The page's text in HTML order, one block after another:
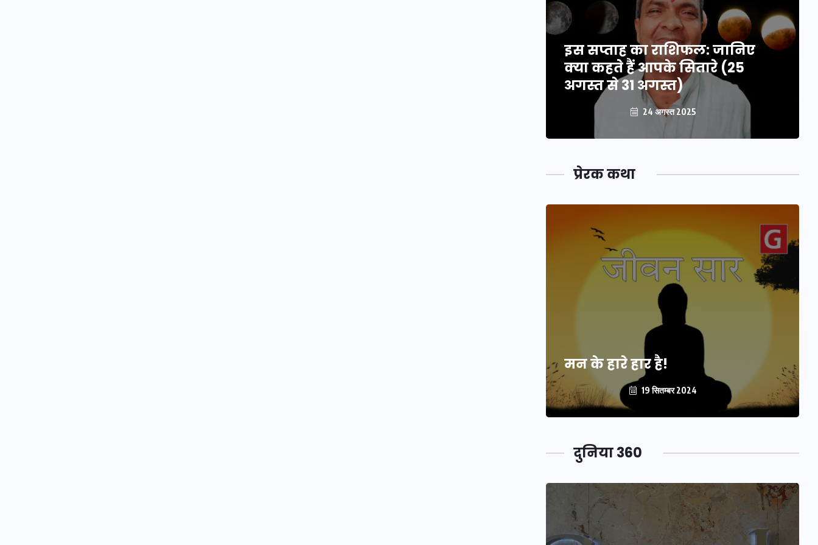
इस सप्ताह का राशिफल: जानिए
क्या कहते हैं आपके सितारे (25
अगस्त से 31 अगस्त)
24 अगस्त 2025
प्रेरक कथा
मन के हारे हार है!
19 सितम्बर 2024
दुनिया 360